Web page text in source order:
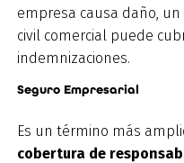
empresa causa daño,
civil comercial puede
indemnizaciones.
Seguro Empresarial
Es un término más
cobertura de